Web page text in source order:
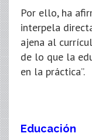
Por ello, ha
interpela
ajena al
de lo que la
en la práctica”.
Educación